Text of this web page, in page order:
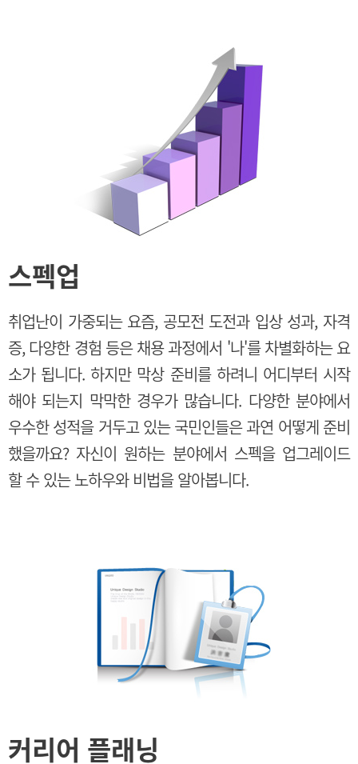
스펙업
취업난이 가중되는 요즘, 공모전 도전과 입상 성과, 자격
증, 다양한 경험 등은 채용 과정에서 '나'를 차별화하는 요
소가 됩니다. 하지만 막상 준비를 하려니 어디부터 시작
해야 되는지 막막한 경우가 많습니다. 다양한 분야에서
우수한 성적을 거두고 있는 국민인들은 과연 어떻게 준비
했을까요? 자신이 원하는 분야에서 스펙을 업그레이드
할 수 있는 노하우와 비법을 알아봅니다.
커리어 플래닝